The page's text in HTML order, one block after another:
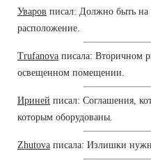
Уваров писал: Должно быть на
расположение.
Trufanova писала: Вторичном
освещенном помещении.
Ириней писал: Соглашения,
которым оборудованы.
Zhutova писала: Излишки